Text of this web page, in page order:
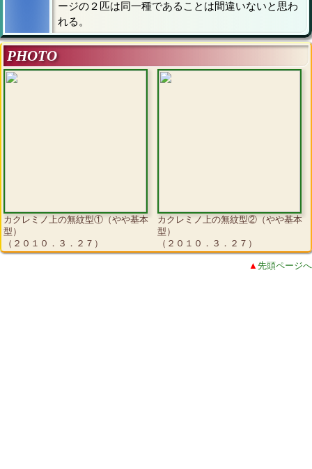
ージの２匹は同一種であることは間違いないと思わ
れる。
PHOTO
カクレミノ上の無紋型①（やや基本
型）
（２０１０．３．２７）
カクレミノ上の無紋型②（やや基本
型）
（２０１０．３．２７）
▲ 先頭ページへ